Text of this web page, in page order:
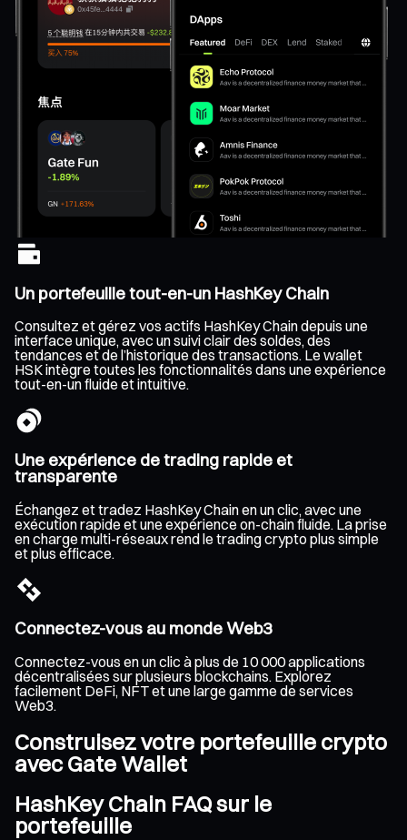
Un portefeuille tout-en-un HashKey Chain
Consultez et gérez vos actifs HashKey Chain depuis une
interface unique, avec un suivi clair des soldes, des
tendances et de l’historique des transactions. Le wallet
HSK intègre toutes les fonctionnalités dans une expérience
tout-en-un fluide et intuitive.
Une expérience de trading rapide et
transparente
Échangez et tradez HashKey Chain en un clic, avec une
exécution rapide et une expérience on-chain fluide. La prise
en charge multi-réseaux rend le trading crypto plus simple
et plus efficace.
Connectez-vous au monde Web3
Connectez-vous en un clic à plus de 10 000 applications
décentralisées sur plusieurs blockchains. Explorez
facilement DeFi, NFT et une large gamme de services
Web3.
Construisez votre portefeuille crypto
avec Gate Wallet
HashKey Chain FAQ sur le
portefeuille